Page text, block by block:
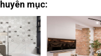
mục: